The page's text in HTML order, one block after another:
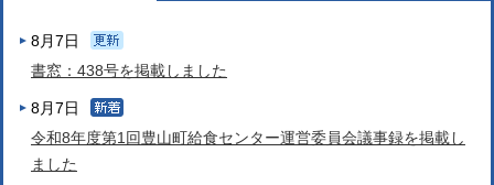
8月7日
書窓：438号を掲載しました
8月7日
令和8年度第1回豊山町給食センター運営委員会議事録を掲載し
ました